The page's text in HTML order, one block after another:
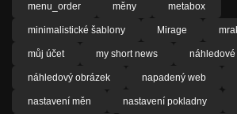
menu_order měny metabox
minimalistické šablony Mirage
můj účet my short news
náhledový obrázek napadený web
nastavení měn nastavení pokladny